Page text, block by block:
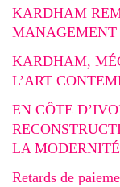
KARDHAM
MANAGEMENT
KARDHAM,
L’ART
EN CÔTE
LA MODERNITÉ
Retards de